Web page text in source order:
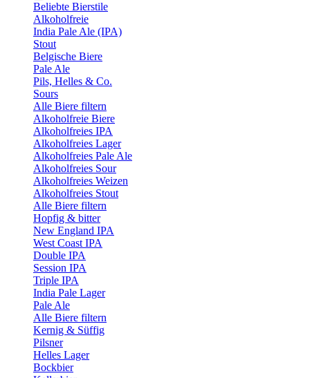
Beliebte Bierstile
Alkoholfreie
India Pale Ale (IPA)
Stout
Belgische Biere
Pale Ale
Pils, Helles & Co.
Sours
Alle Biere filtern
Alkoholfreie Biere
Alkoholfreies IPA
Alkoholfreies Lager
Alkoholfreies Pale Ale
Alkoholfreies Sour
Alkoholfreies Weizen
Alkoholfreies Stout
Alle Biere filtern
Hopfig & bitter
New England IPA
West Coast IPA
Double IPA
Session IPA
Triple IPA
India Pale Lager
Pale Ale
Alle Biere filtern
Kernig & Süffig
Pilsner
Helles Lager
Bockbier